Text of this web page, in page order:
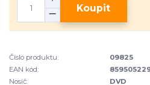
Koupit
Číslo produktu:
09825
EAN kód:
Nosič:
DVD